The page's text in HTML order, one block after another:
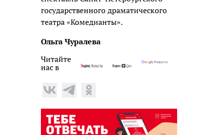
государственного драматического
театра «Комедианты».
Ольга Чуралева
Читайте
нас в